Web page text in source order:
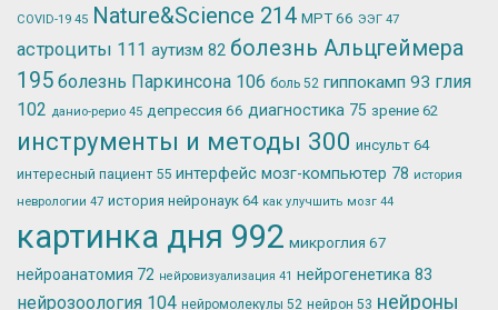
COVID-19 45 Nature&Science 214 МРТ66 ЭЭГ 47
астроциты 111 аутизм 82 болезнь Альцгеймера
195 болезнь Паркинсона 106 боль 52 гиппокамп 93 глия
102 данио-рерио 45 депрессия 66 диагностика 75 зрение 62
инструменты и методы 300 инсульт 64
интересный пациент 55 интерфейс мозг-компьютер 78 история
неврологии 47 история нейронаук 64 как улучшить мозг 44
картинка дня 992 микроглия 67
нейроанатомия 72 нейровизуализация 41 нейрогенетика 83
нейрозоология 104 нейромолекулы 52 нейрон 53 нейроны